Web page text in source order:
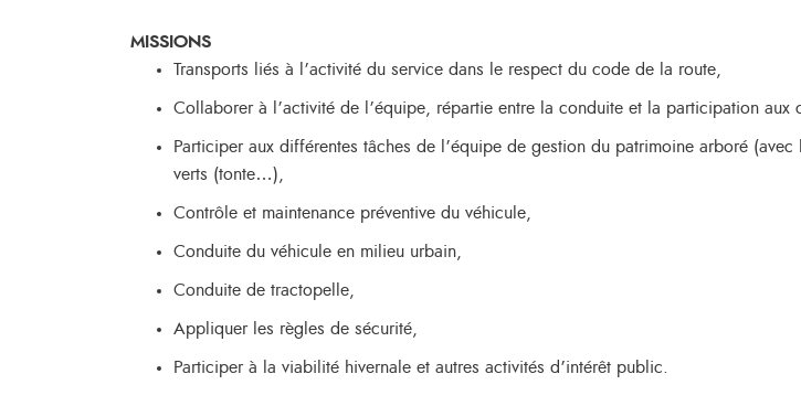
MISSIONS
Transports liés à l’activité du service dans le respect du code de la route,
Collaborer à l’activité de l’équipe, répartie entre la conduite et la participation aux
Participer aux différentes tâches de l’équipe de gestion du patrimoine arboré
verts (tonte…),
Contrôle et maintenance préventive du véhicule,
Conduite du véhicule en milieu urbain,
Conduite de tractopelle,
Appliquer les règles de sécurité,
Participer à la viabilité hivernale et autres activités d’intérêt public.